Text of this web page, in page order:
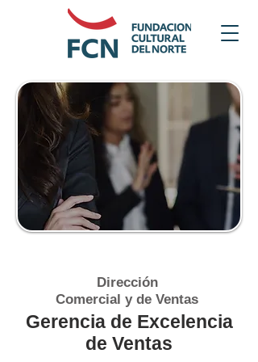
Dirección
Comercial y de Ventas
Gerencia de Excelencia
de Ventas